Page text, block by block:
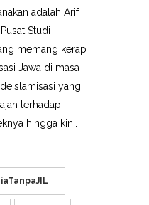
adalah Arif
Studi
memang kerap
Jawa di masa
yang
terhadap
hingga kini.